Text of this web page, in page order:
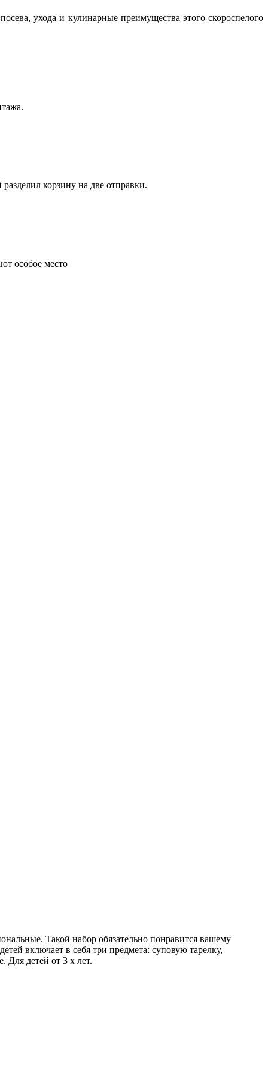
ухода и кулинарные преимущества этого скороспелого
корзину на две отправки.
особое место
Такой набор обязательно понравится вашему
включает в себя три предмета: суповую тарелку,
Для детей от 3 х лет.